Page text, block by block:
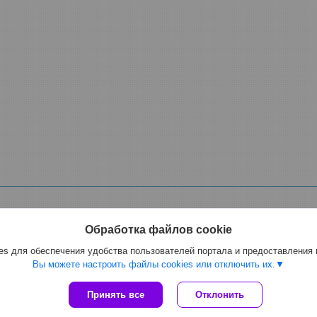
фекальный электрический, для спирта, масла мазута,
Сайт создан на платформе Deal.by
Политика обработки файлов cookies
Обработка файлов cookie
обеспечения удобства пользователей портала и предоставления
Вы можете настроить файлы cookies или отключить их.
Принять все Отклонить